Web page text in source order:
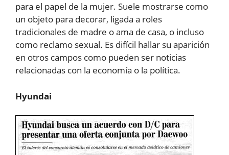
para el papel de la mujer. Suele mostrarse como
un objeto para decorar, ligada a roles
tradicionales de madre o ama de casa, o incluso
como reclamo sexual. Es difícil hallar su aparición
en otros campos como pueden ser noticias
relacionadas con la economía o la política.
Hyundai